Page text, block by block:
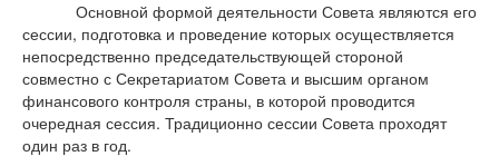
Основной формой деятельности Совета являются его
сессии, подготовка и проведение которых осуществляется
непосредственно председательствующей стороной
совместно с Секретариатом Совета и высшим органом
финансового контроля страны, в которой проводится
очередная сессия. Традиционно сессии Совета проходят
один раз в год.